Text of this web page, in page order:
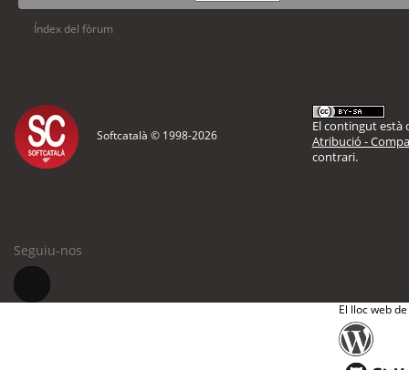
Índex del fòrum
Softcatalà © 1998-2026
El contingut està
Atribució -
contrari.
Seguiu-nos
El lloc web